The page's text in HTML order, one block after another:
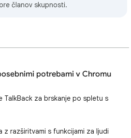
članov skupnosti.
potrebami v Chromu
TalkBack za brskanje po spletu s
z razširitvami s funkcijami za ljudi